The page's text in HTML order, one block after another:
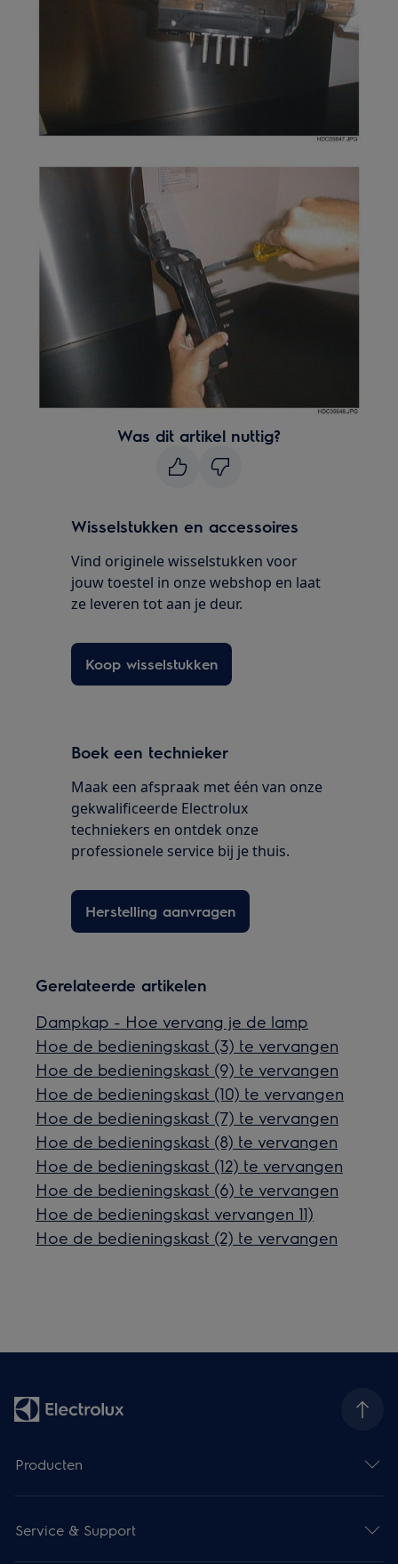
Was dit artikel nuttig?
Wisselstukken en accessoires
Vind originele wisselstukken voor
jouw toestel in onze webshop en laat
ze leveren tot aan je deur.
Koop wisselstukken
Boek een technieker
Maak een afspraak met één van onze
gekwalificeerde Electrolux
techniekers en ontdek onze
professionele service bij je thuis.
Herstelling aanvragen
Gerelateerde artikelen
Dampkap - Hoe vervang je de lamp
Hoe de bedieningskast (3) te vervangen
Hoe de bedieningskast (9) te vervangen
Hoe de bedieningskast (10) te vervangen
Hoe de bedieningskast (7) te vervangen
Hoe de bedieningskast (8) te vervangen
Hoe de bedieningskast (12) te vervangen
Hoe de bedieningskast (6) te vervangen
Hoe de bedieningskast vervangen 11)
Hoe de bedieningskast (2) te vervangen
Producten
Service & Support